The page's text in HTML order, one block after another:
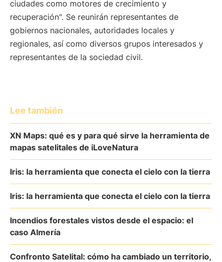
ciudades como motores de crecimiento y
recuperación". Se reunirán representantes de
gobiernos nacionales, autoridades locales y
regionales, así como diversos grupos interesados y
representantes de la sociedad civil.
Lee también
XN Maps: qué es y para qué sirve la herramienta de
mapas satelitales de iLoveNatura
Iris: la herramienta que conecta el cielo con la tierra
Iris: la herramienta que conecta el cielo con la tierra
Incendios forestales vistos desde el espacio: el
caso Almería
Confronto Satelital: cómo ha cambiado un territorio,